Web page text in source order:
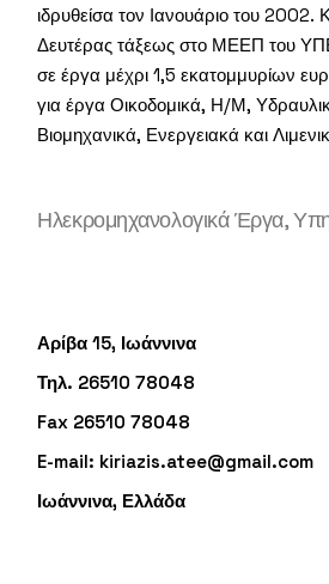
ιδρυθείσα τον Ιανουάριο του 2002.
Δευτέρας τάξεως στο ΜΕΕΠ του
σε έργα μέχρι 1,5 εκατομμυρίων
για έργα Οικοδομικά, Η/Μ,
Βιομηχανικά, Ενεργειακά και
Ηλεκρομηχανολογικά Έργα,
Αρίβα 15, Ιωάννινα
Τηλ. 26510 78048
Fax 26510 78048
E-mail: kiriazis.atee@gmail.com
Ιωάννινα, Ελλάδα